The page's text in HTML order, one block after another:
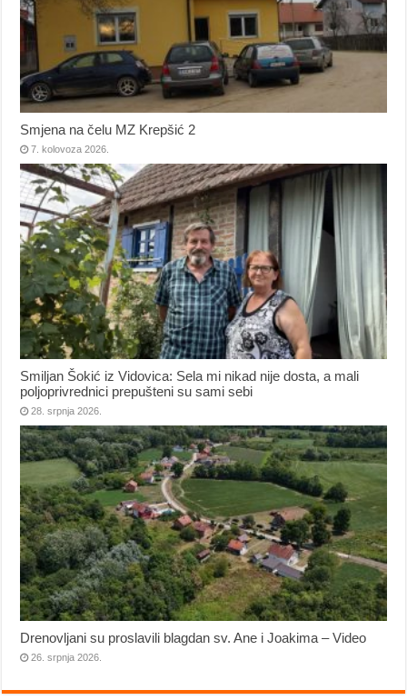
Smjena na čelu MZ Krepšić 2
7. kolovoza 2026.
Smiljan Šokić iz Vidovica: Sela mi nikad nije dosta, a mali
poljoprivrednici prepušteni su sami sebi
28. srpnja 2026.
Drenovljani su proslavili blagdan sv. Ane i Joakima – Video
26. srpnja 2026.